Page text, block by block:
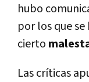
hubo
por los que
cierto
Las crí­ticas